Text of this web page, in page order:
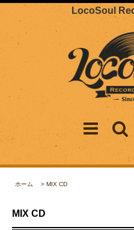
LocoSoul
ホーム > MIX CD
MIX CD